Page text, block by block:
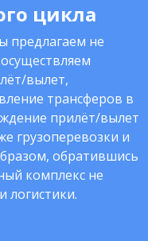
цикла
предлагаем не
вылет,
трансферов в
прилёт/вылет
грузоперевозки и
обратившись
комплекс не
логистики.